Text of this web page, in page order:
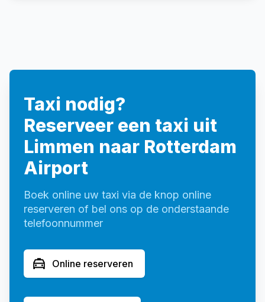
Taxi nodig?
Reserveer een taxi uit
Limmen naar Rotterdam
Airport
Boek online uw taxi via de knop online
reserveren of bel ons op de onderstaande
telefoonnummer
Online reserveren